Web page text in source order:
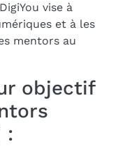
vise à
et à les
mentors au
objectif
: